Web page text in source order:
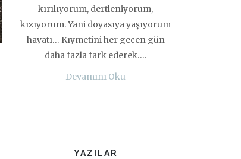
kırılıyorum, dertleniyorum,
kızıyorum. Yani doyasıya yaşıyorum
hayatı… Kıymetini her geçen gün
daha fazla fark ederek….
Devamını Oku
YAZILAR